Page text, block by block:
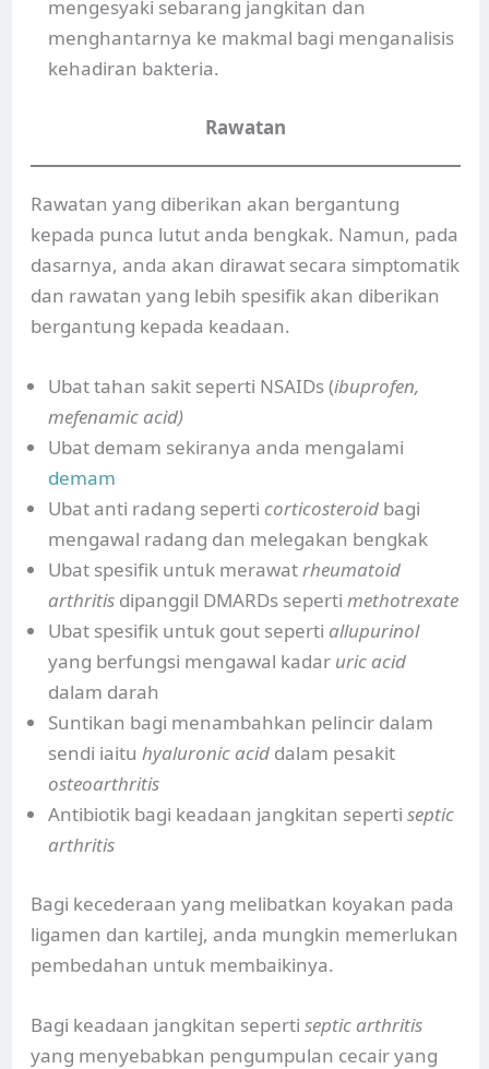
mengesyaki sebarang jangkitan dan
menghantarnya ke makmal bagi menganalisis
kehadiran bakteria.
Rawatan
Rawatan yang diberikan akan bergantung
kepada punca lutut anda bengkak. Namun, pada
dasarnya, anda akan dirawat secara simptomatik
dan rawatan yang lebih spesifik akan diberikan
bergantung kepada keadaan.
Ubat tahan sakit seperti NSAIDs (ibuprofen,
mefenamic acid)
Ubat demam sekiranya anda mengalami
demam
Ubat anti radang seperti corticosteroid bagi
mengawal radang dan melegakan bengkak
Ubat spesifik untuk merawatrheumatoid
arthritis dipanggil DMARDs sepertimethotrexate
Ubat spesifik untuk gout seperti allupurinol
yang berfungsi mengawal kadar uric acid
dalam darah
Suntikan bagi menambahkan pelincir dalam
sendi iaituhyaluronic acid dalam pesakit
osteoarthritis
Antibiotik bagi keadaan jangkitan sepertiseptic
arthritis
Bagi kecederaan yang melibatkan koyakan pada
ligamen dan kartilej, anda mungkin memerlukan
pembedahan untuk membaikinya.
Bagi keadaan jangkitan sepertiseptic arthritis
yang menyebabkan pengumpulan cecair yang